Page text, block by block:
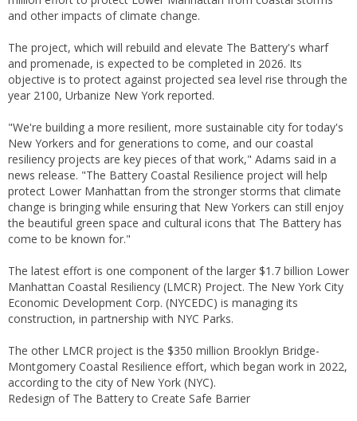
and other impacts of climate change.
The project, which will rebuild and elevate The Battery's wharf
and promenade, is expected to be completed in 2026. Its
objective is to protect against projected sea level rise through the
year 2100, Urbanize New York reported.
"We're building a more resilient, more sustainable city for today's
New Yorkers and for generations to come, and our coastal
resiliency projects are key pieces of that work," Adams said in a
news release. "The Battery Coastal Resilience project will help
protect Lower Manhattan from the stronger storms that climate
change is bringing while ensuring that New Yorkers can still enjoy
the beautiful green space and cultural icons that The Battery has
come to be known for."
The latest effort is one component of the larger $1.7 billion Lower
Manhattan Coastal Resiliency (LMCR) Project. The New York City
Economic Development Corp. (NYCEDC) is managing its
construction, in partnership with NYC Parks.
The other LMCR project is the $350 million Brooklyn Bridge-
Montgomery Coastal Resilience effort, which began work in 2022,
according to the city of New York (NYC).
Redesign of The Battery to Create Safe Barrier